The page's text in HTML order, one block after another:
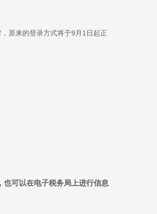
原来的登录方式将于9月1日起正
可以在电子税务局上进行信息